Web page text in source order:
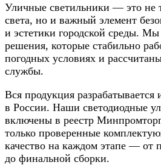
Уличные светильники — это не
света, но и важный элемент
и эстетики городской среды.
решения, которые стабильно
погодных условиях и
службы.
Вся продукция разрабатывается
в России. Наши светодиодные
включены в реестр
только проверенные
качество на каждом этапе — от
до финальной сборки.